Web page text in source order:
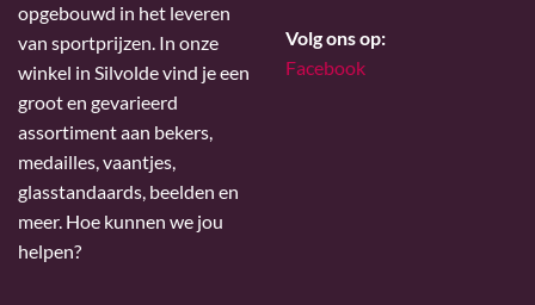
opgebouwd in het leveren
van sportprijzen. In onze
winkel in Silvolde vind je een
groot en gevarieerd
assortiment aan bekers,
medailles, vaantjes,
glasstandaards, beelden en
meer. Hoe kunnen we jou
helpen?
Volg ons op:
Facebook